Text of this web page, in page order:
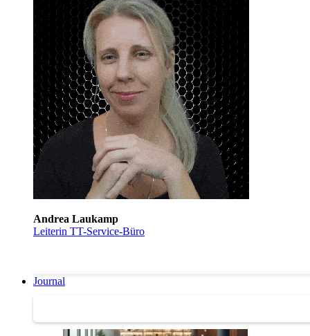
Andrea Laukamp
Leiterin TT-Service-Büro
Journal